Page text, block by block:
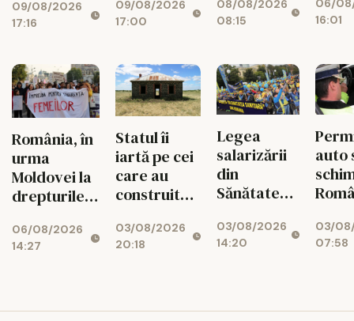
Ortodoxă
Română,
oficial
09/08/2026
17:16
bani puși
deoparte
09/08/2026
17:00
08/08/2026
08:15
mari
vârf
06/
16:01
România, în
urma
Moldovei la
drepturile și
femeilor
06/08/2026
14:27
Statul îi
iartă pe cei
care au
construit
Românii vor
putea „albi”
autorizație
03/08/2026
20:18
Legea
salarizării
din
Sănătate
un nou
conflict.
proteste
03/08/2026
14:20
auto
noi îi
intra
03/
07:58